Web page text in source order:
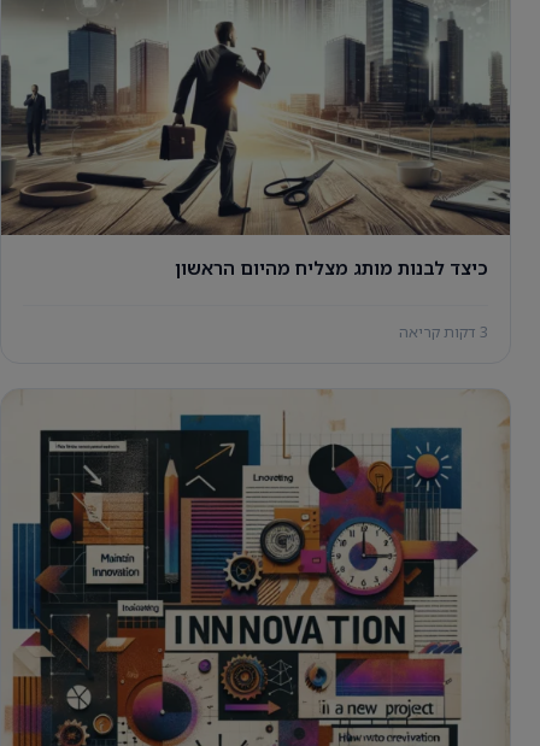
כיצד לבנות מותג מצליח מהיום הראשון
3 דקות קריאה